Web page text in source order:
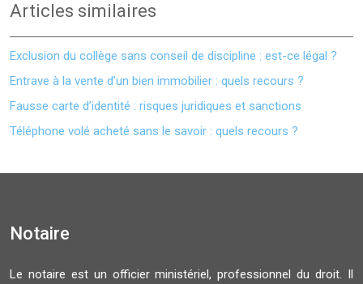
Articles similaires
Exclusion du collège sans conseil de discipline : est-ce légal ?
Entrave à la vente d’un bien immobilier : quels recours ?
Fausse carte d’identité : risques juridiques et sanctions
Téléphone volé acheté sans le savoir : quels recours ?
Notaire
Le notaire est un officier ministériel, professionnel du droit. Il